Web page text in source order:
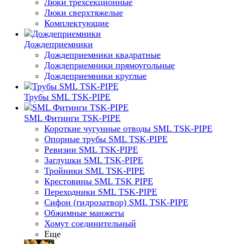
Люки трехсекционные
Люки сверхтяжелые
Комплектующие
Дождеприемники
Дождеприемники квадратные
Дождеприемники прямоугольные
Дождеприемники круглые
Трубы SML TSK-PIPE
SML Фитинги TSK-PIPE
Короткие чугунные отводы SML TSK-PIPE
Опорные трубы SML TSK-PIPE
Ревизии SML TSK-PIPE
Заглушки SML TSK-PIPE
Тройники SML TSK-PIPE
Крестовины SML TSK PIPE
Переходники SML TSK-PIPE
Сифон (гидрозатвор) SML TSK-PIPE
Обжимные манжеты
Хомут соединительный
Еще